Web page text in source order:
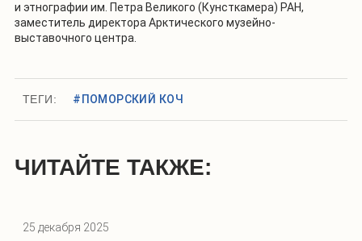
и этнографии им. Петра Великого (Кунсткамера) РАН,
заместитель директора Арктического музейно-
выставочного центра.
ТЕГИ: #ПОМОРСКИЙ КОЧ
ЧИТАЙТЕ ТАКЖЕ:
25 декабря 2025